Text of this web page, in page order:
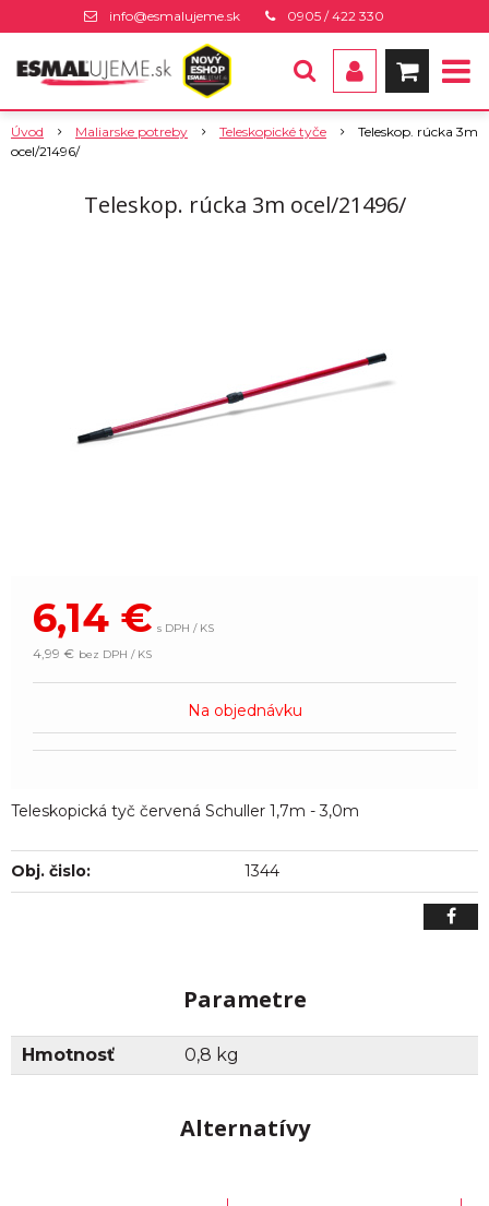
info@esmalujeme.sk 0905 / 422 330
Úvod Maliarske potreby Teleskopické tyče
Teleskop. rúcka 3m
ocel/21496/
Teleskop. rúcka 3m ocel/21496/
6,14 € s DPH / KS
4,99 € bez DPH / KS
Na objednávku
Teleskopická tyč červená Schuller 1,7m - 3,0m
Obj. čislo: 1344
Parametre
Hmotnosť 0,8 kg
Alternatívy